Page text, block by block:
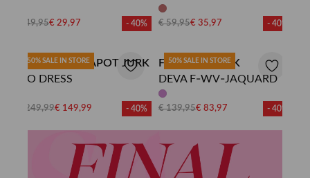
€ 49,95€ 29,97 - 40% € 59,95€ 35,97 - 40%
50% SALE IN STORE
FABIENNE CHAPOT JURK
PIO DRESS
€ 249,99€ 149,99 - 40%
50% SALE IN STORE
FREEBIRD JURK
DEVA F-WV-JAQUARD
€ 139,95€ 83,97 - 40%